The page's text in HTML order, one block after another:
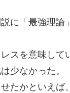
に「最強理論
スを意味して
少なかった。
たかといえば